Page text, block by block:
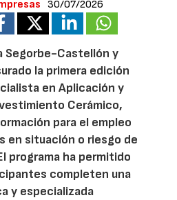
30/07/2026
Segorbe-Castellón y
la primera edición
en Aplicación y
Cerámico,
para el empleo
en situación o riesgo de
programa ha permitido
completen una
y especializada